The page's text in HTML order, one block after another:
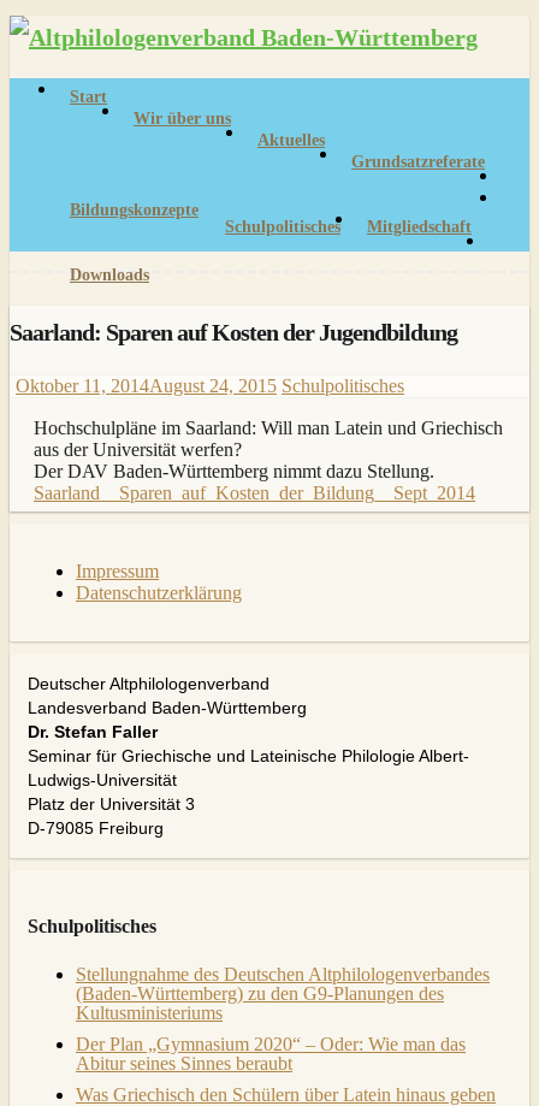
Skip
Start
Wir über uns
Aktuelles
Grundsatzreferate
Bildungskonzepte
Schulpolitisches
Mitgliedschaft
Downloads
Saarland: Sparen auf Kosten der Jugendbildung
Oktober 11, 2014August 24, 2015 Schulpolitisches
Hochschulpläne im Saarland: Will man Latein und Griechisch
aus der Universität werfen?
Der DAV Baden-Württemberg nimmt dazu Stellung.
Saarland__Sparen_auf_Kosten_der_Bildung__Sept_2014
Impressum
Datenschutzerklärung
Deutscher Altphilologenverband
Landesverband Baden-Württemberg
Dr. Stefan Faller
Seminar für Griechische und Lateinische Philologie Albert-
Ludwigs-Universität
Platz der Universität 3
D-79085 Freiburg
Schulpolitisches
Stellungnahme des Deutschen Altphilologenverbandes
(Baden-Württemberg) zu den G9-Planungen des
Kultusministeriums
Der Plan „Gymnasium 2020“ – Oder: Wie man das
Abitur seines Sinnes beraubt
Was Griechisch den Schülern über Latein hinaus geben